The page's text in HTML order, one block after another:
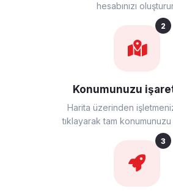
hesabınızı
2
Konumunuzu
Harita üzerinden
tıklayarak tam
3